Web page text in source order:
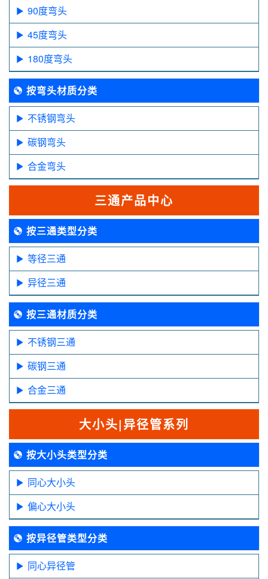
90度弯头
45度弯头
180度弯头
按弯头材质分类
不锈钢弯头
碳钢弯头
合金弯头
三通产品中心
按三通类型分类
等径三通
异径三通
按三通材质分类
不锈钢三通
碳钢三通
合金三通
大小头|异径管系列
按大小头类型分类
同心大小头
偏心大小头
按异径管类型分类
同心异径管